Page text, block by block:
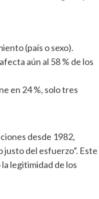
(país o sexo).
aún al 58 % de los
en 24 %, solo tres
desde 1982,
del esfuerzo”. Este
legitimidad de los